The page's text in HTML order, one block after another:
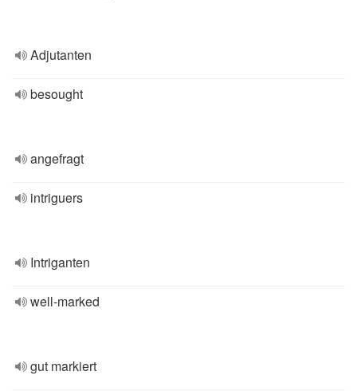
Adjutanten
besought
angefragt
intriguers
Intriganten
well-marked
gut markiert